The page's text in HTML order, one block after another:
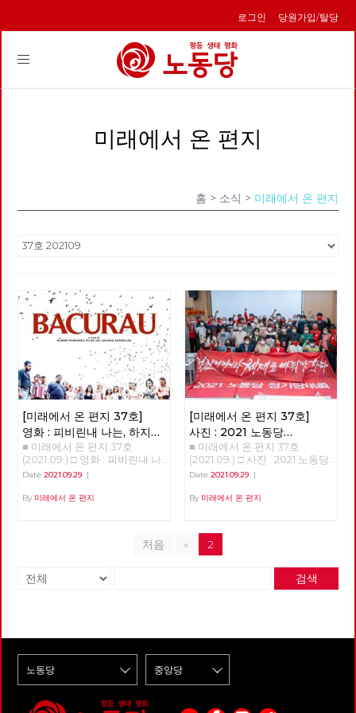
로그인 당원가입/탈당
Toggle
미래에서 온 편지
홈 > 소식 > 미래에서 온 편지
[미래에서 온 편지 37호]
영화 : 피비린내 나는, 하지만
통쾌하지는 않은 남미 서부극
■ 미래에서 온 편지 37호
(2021.09.) □ 영화 : 피비린내 나
는, 하지만 통쾌하지는 않은 남
만 통쾌하지는 않은 남미 서부극
리던 급수차는 빈 관이 잔뜩 실
나치게 된다. 급수차가 향한 곳
은 댐으로 막혀진 작은 강으로,
이다. 물을 채울 곳을 찾아보던
피한다. 이들이 출발한 마을인
바쿠라우는 금방이라도 사라질
듯한 작은 마을이다. 마을로 들
Date 2021.09.29 |
By 미래에서 온 편지
[미래에서 온 편지 37호]
사진 : 2021 노동당
정기당대회 현장
■ 미래에서 온 편지 37호
(2021.09.) □ 사진 : 2021 노동당
정기당대회 현장 2021 노동당
편집위원 9월 11일 정기당대회.
건설 준비위원회 구성의 건‘이
상정되어 있었다. 많은 격론이
바쁜 움직임과 진지한 집중력은
당대회장의 긴장을 보여주는 듯
에서 추천된 당원들에게 상장이
시작되었다. 당대회가 끝나고 슬
로건은 이제 과제가 되었다.
Date 2021.09.29|
By 미래에서 온 편지
처음 « 2
검색